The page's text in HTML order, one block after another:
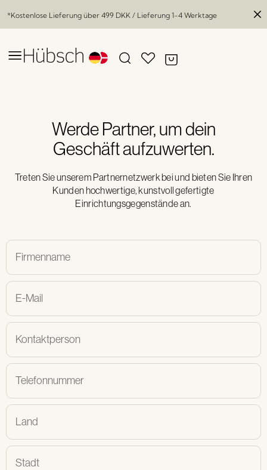
*Kostenlose Lieferung über 499 DKK / Lieferung 1-4 Werktage
Werde Partner, um dein
Geschäft aufzuwerten.
Treten Sie unserem Partnernetzwerk bei und bieten Sie Ihren
Kunden hochwertige, kunstvoll gefertigte
Einrichtungsgegenstände an.